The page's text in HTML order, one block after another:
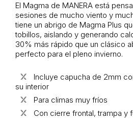
El Magma de MANERA está
sesiones de mucho viento y
tiene un abrigo de Magma Plus
tobillos, aislando y generando
30% más rápido que un clásico
perfecto para el pleno invierno.
Incluye capucha de 2mm
su interior
Para climas muy fríos
Con cierre frontal, trampa y